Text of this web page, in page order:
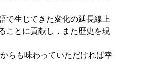
で生じてきた変化の延長線上
ことに貢献し，また歴史を現
らも味わっていただければ幸